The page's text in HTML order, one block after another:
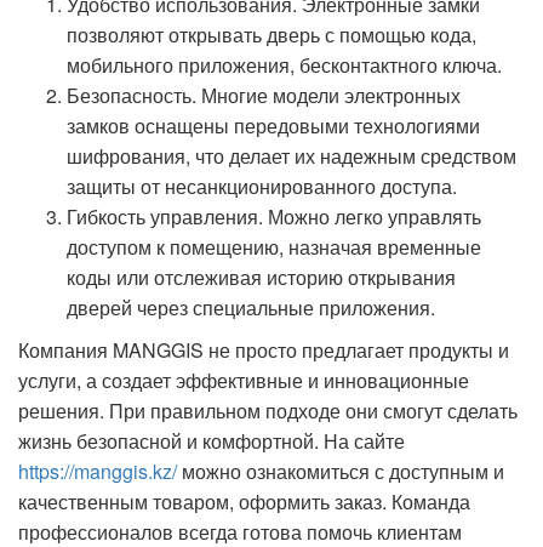
позволяют открывать дверь с помощью кода,
мобильного приложения, бесконтактного ключа.
Безопасность. Многие модели электронных
замков оснащены передовыми технологиями
шифрования, что делает их надежным средством
защиты от несанкционированного доступа.
Гибкость управления. Можно легко управлять
доступом к помещению, назначая временные
коды или отслеживая историю открывания
дверей через специальные приложения.
Компания MANGGIS не просто предлагает продукты и
услуги, а создает эффективные и инновационные
решения. При правильном подходе они смогут сделать
жизнь безопасной и комфортной. На сайте
https://manggis.kz/можно ознакомиться с доступным и
качественным товаром, оформить заказ. Команда
профессионалов всегда готова помочь клиентам